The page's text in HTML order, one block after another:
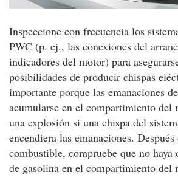
Inspeccione con frecuencia los
PWC (p. ej., las conexiones del
indicadores del motor) para
posibilidades de producir chispas
importante porque las emanaciones
acumularse en el compartimiento
una explosión si una chispa del
encendiera las emanaciones.
combustible, compruebe que no haya
de gasolina en el compartimiento del